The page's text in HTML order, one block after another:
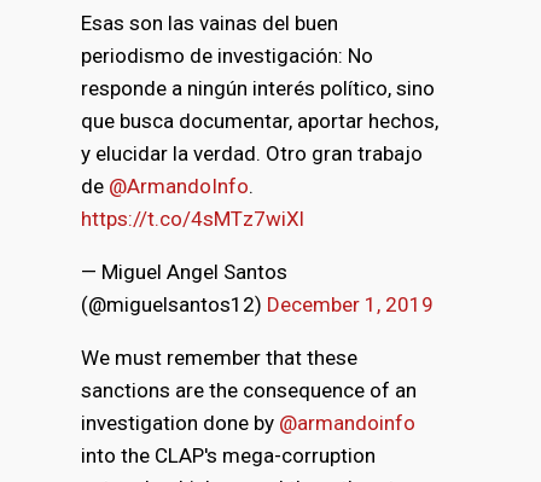
Esas son las vainas del buen
periodismo de investigación: No
responde a ningún interés político, sino
que busca documentar, aportar hechos,
y elucidar la verdad. Otro gran trabajo
de @ArmandoInfo.
https://t.co/4sMTz7wiXl
— Miguel Angel Santos
(@miguelsantos12) December 1, 2019
We must remember that these
sanctions are the consequence of an
investigation done by @armandoinfo
into the CLAP's mega-corruption